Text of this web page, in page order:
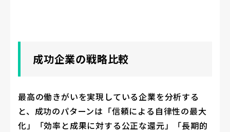
成功企業の戦略比較
最高の働きがいを実現している企業を分析する
と、成功のパターンは「信頼による自律性の最大
化」「効率と成果に対する公正な還元」「長期的